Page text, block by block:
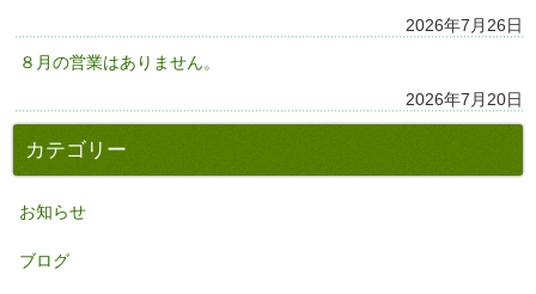
2026年7月26日
８月の営業はありません。
2026年7月20日
カテゴリー
お知らせ
ブログ